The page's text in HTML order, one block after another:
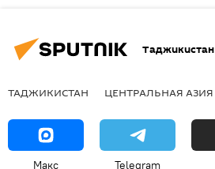
Таджикистан
ТАДЖИКИСТАН ЦЕНТРАЛЬНАЯ АЗИЯ
Макс Telegram